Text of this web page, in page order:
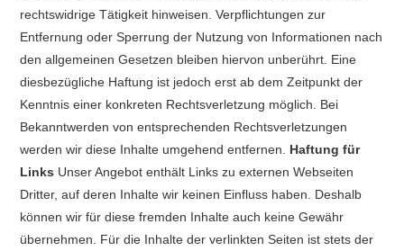
rechtswidrige Tätigkeit hinweisen. Verpflichtungen zur
Entfernung oder Sperrung der Nutzung von Informationen nach
den allgemeinen Gesetzen bleiben hiervon unberührt. Eine
diesbezügliche Haftung ist jedoch erst ab dem Zeitpunkt der
Kenntnis einer konkreten Rechtsverletzung möglich. Bei
Bekanntwerden von entsprechenden Rechtsverletzungen
werden wir diese Inhalte umgehend entfernen. Haftung für
Links Unser Angebot enthält Links zu externen Webseiten
Dritter, auf deren Inhalte wir keinen Einfluss haben. Deshalb
können wir für diese fremden Inhalte auch keine Gewähr
übernehmen. Für die Inhalte der verlinkten Seiten ist stets der